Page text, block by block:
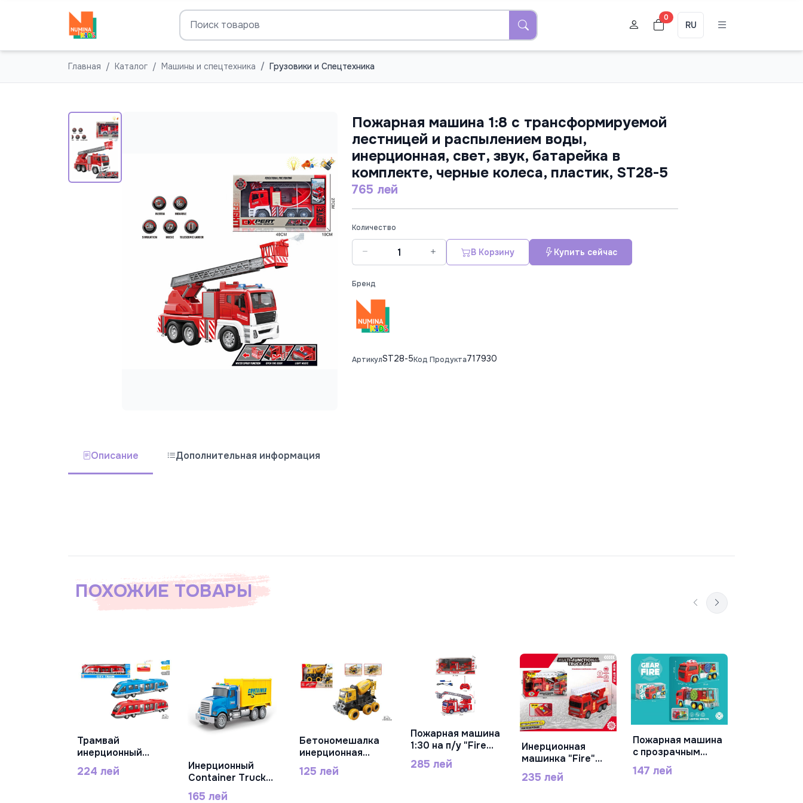
0
RU
Главная Каталог Машины и спецтехника Грузовики и Спецтехника
Пожарная машина 1:8 с трансформируемой
лестницей и распылением воды,
инерционная, свет, звук, батарейка в
комплекте, черные колеса, пластик, ST28-5
765 лей
Количество
В Корзину Купить сейчас
Бренд
АртикулST28-5Код Продукта717930
Описание Дополнительная информация
ПОХОЖИЕ ТОВАРЫ
В Корзину
Трамвай
инерционный
красный 1:16 с
подсветкой и
224 лей В Корзину
Инерционный
Container Truck
1:18 (свет/звук),
165 лей
В Корзину
Бетономешалка
инерционная
масштаб 1:32,
RJ6964-1
125 лей
В Корзину
Пожарная машина
1:30 на п/у "Fire
Truck" с
лестницей JC21-7
285 лей
В Корзину
Инерционная
машинка "Fire"
свет/звук WT883-
I1
235 лей
В Корзину
Пожарная машина
с прозрачным
кузовом с
подсветкой и
147 лей